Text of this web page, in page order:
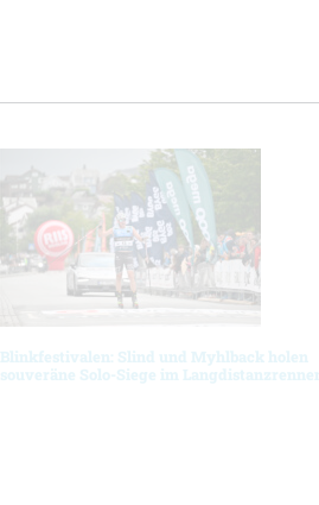
Blinkfestivalen: Slind und Myhlback holen
souveräne Solo-Siege im